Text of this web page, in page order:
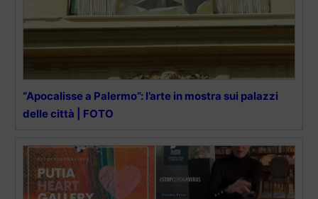
“Apocalisse a Palermo”: l’arte in mostra sui palazzi
delle città | FOTO